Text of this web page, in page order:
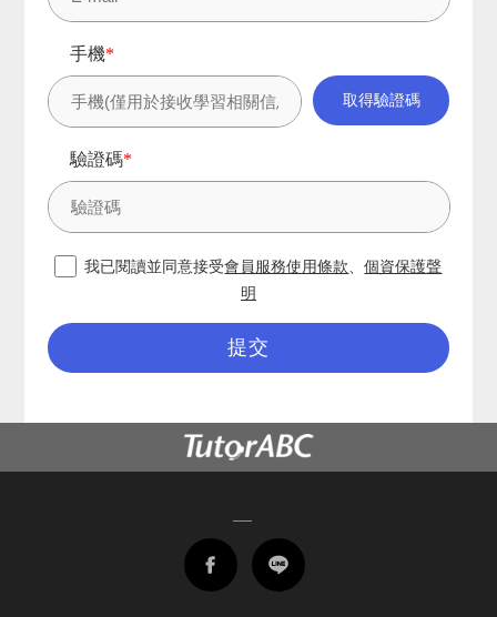
手機*
驗證碼*
我已閱讀並同意接受會員服務使用條款 、個資保護聲
明